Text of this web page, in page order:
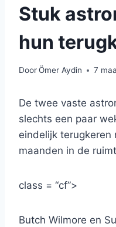
Stuk
hun
DoorÖmer Aydin 7
De twee vaste
slechts een paar
eindelijk terugkeren
maanden in de
class = “cf”>
Butch Wilmore en